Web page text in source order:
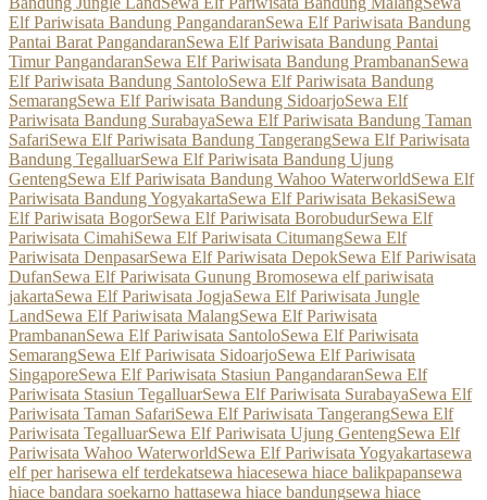
Elf Pariwisata Bandung PangandaranSewa Elf Pariwisata Bandung
Pantai Barat PangandaranSewa Elf Pariwisata Bandung Pantai
Timur PangandaranSewa Elf Pariwisata Bandung PrambananSewa
Elf Pariwisata Bandung SantoloSewa Elf Pariwisata Bandung
SemarangSewa Elf Pariwisata Bandung SidoarjoSewa Elf
Pariwisata Bandung SurabayaSewa Elf Pariwisata Bandung Taman
SafariSewa Elf Pariwisata Bandung TangerangSewa Elf Pariwisata
Bandung TegalluarSewa Elf Pariwisata Bandung Ujung
GentengSewa Elf Pariwisata Bandung Wahoo WaterworldSewa Elf
Pariwisata Bandung YogyakartaSewa Elf Pariwisata BekasiSewa
Elf Pariwisata BogorSewa Elf Pariwisata BorobudurSewa Elf
Pariwisata CimahiSewa Elf Pariwisata CitumangSewa Elf
Pariwisata DenpasarSewa Elf Pariwisata DepokSewa Elf Pariwisata
DufanSewa Elf Pariwisata Gunung Bromosewa elf pariwisata
jakartaSewa Elf Pariwisata JogjaSewa Elf Pariwisata Jungle
LandSewa Elf Pariwisata MalangSewa Elf Pariwisata
PrambananSewa Elf Pariwisata SantoloSewa Elf Pariwisata
SemarangSewa Elf Pariwisata SidoarjoSewa Elf Pariwisata
SingaporeSewa Elf Pariwisata Stasiun PangandaranSewa Elf
Pariwisata Stasiun TegalluarSewa Elf Pariwisata SurabayaSewa Elf
Pariwisata Taman SafariSewa Elf Pariwisata TangerangSewa Elf
Pariwisata TegalluarSewa Elf Pariwisata Ujung GentengSewa Elf
Pariwisata Wahoo WaterworldSewa Elf Pariwisata Yogyakartasewa
elf per harisewa elf terdekatsewa hiacesewa hiace balikpapansewa
hiace bandara soekarno hattasewa hiace bandungsewa hiace